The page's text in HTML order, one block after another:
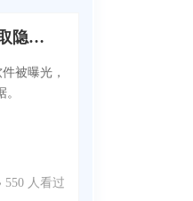
苹果用户请停止下载 PamStealer 软件！内置 Rust 负载专门窃取隐私数据
被曝光，
550 人看过